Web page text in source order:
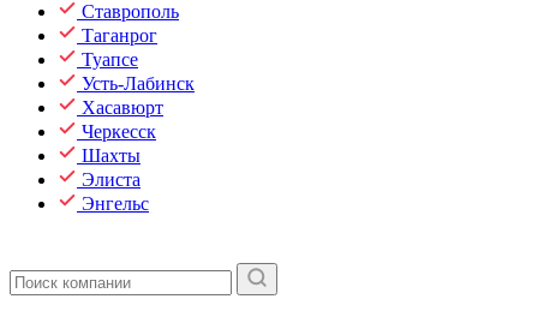
Ставрополь
Таганрог
Туапсе
Усть-Лабинск
Хасавюрт
Черкесск
Шахты
Элиста
Энгельс